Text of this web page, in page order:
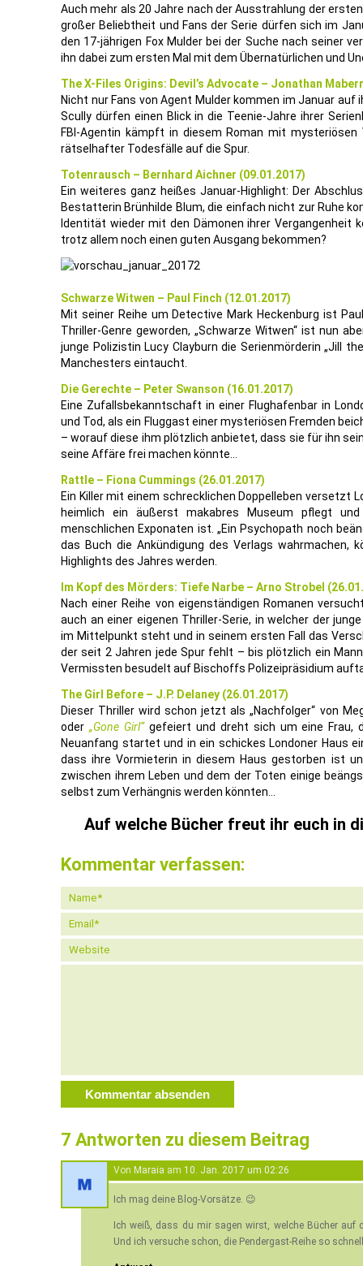
Auch mehr als 20 Jahre nach der Ausstrahlung der
großer Beliebtheit und Fans der Serie dürfen sich im
den 17-jährigen Fox Mulder bei der Suche nach seiner
ihn dabei zum ersten Mal mit dem Übernatürlichen und
The X-Files Origins: Devil’s Advocate – Jonathan
Nicht nur Fans von Agent Mulder kommen im Januar auf
Scully dürfen einen Blick in die Teenie-Jahre ihrer
FBI-Agentin kämpft in diesem Roman mit
rätselhafter Todesfälle auf die Spur.
Totenrausch – Bernhard Aichner (09.01.2017)
Ein weiteres ganz heißes Januar-Highlight: Der
Bestatterin Brünhilde Blum, die einfach nicht zur Ruhe
Identität wieder mit den Dämonen ihrer Vergangenheit
trotz allem noch einen guten Ausgang bekommen?
Schwarze Witwen – Paul Finch (12.01.2017)
Mit seiner Reihe um Detective Mark Heckenburg ist
Thriller-Genre geworden, „Schwarze Witwen“ ist nun
junge Polizistin Lucy Clayburn die Serienmörderin „Jill
Manchesters eintaucht.
Die Gerechte – Peter Swanson (16.01.2017)
Eine Zufallsbekanntschaft in einer Flughafenbar in
und Tod, als ein Fluggast einer mysteriösen Fremden
– worauf diese ihm plötzlich anbietet, dass sie für ihn
seine Affäre frei machen könnte…
Rattle – Fiona Cummings (26.01.2017)
Ein Killer mit einem schrecklichen Doppelleben versetzt
heimlich ein äußerst makabres Museum pflegt
menschlichen Exponaten ist. „Ein Psychopath noch
das Buch die Ankündigung des Verlags wahrmachen,
Highlights des Jahres werden.
Im Kopf des Mörders: Tiefe Narbe – Arno Strobel
Nach einer Reihe von eigenständigen Romanen
auch an einer eigenen Thriller-Serie, in welcher der
im Mittelpunkt steht und in seinem ersten Fall das
der seit 2 Jahren jede Spur fehlt – bis plötzlich ein
Vermissten besudelt auf Bischoffs Polizeipräsidium
The Girl Before – J.P. Delaney (26.01.2017)
Dieser Thriller wird schon jetzt als „Nachfolger“ von
oder „Gone Girl“gefeiert und dreht sich um eine Frau,
Neuanfang startet und in ein schickes Londoner Haus
dass ihre Vormieterin in diesem Haus gestorben ist
zwischen ihrem Leben und dem der Toten einige
selbst zum Verhängnis werden könnten…
Auf welche Bücher freut ihr euch in
Kommentar verfassen:
7 Antworten zu diesem Beitrag
Von Maraia am 10. Jan. 2017 um 02:26
Ich mag deine Blog-Vorsätze. 😉
Ich weiß, dass du mir sagen wirst, welche Bücher
Und ich versuche schon, die Pendergast-Reihe so